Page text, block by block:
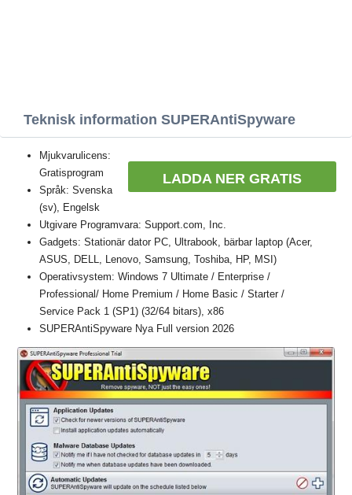
Teknisk information SUPERAntiSpyware
LADDA NER GRATIS
Mjukvarulicens:
Gratisprogram
Språk: Svenska
(sv), Engelsk
Utgivare Programvara: Support.com, Inc.
Gadgets: Stationär dator PC, Ultrabook, bärbar laptop (Acer,
ASUS, DELL, Lenovo, Samsung, Toshiba, HP, MSI)
Operativsystem: Windows 7 Ultimate / Enterprise /
Professional/ Home Premium / Home Basic / Starter /
Service Pack 1 (SP1) (32/64 bitars), x86
SUPERAntiSpyware Nya Full version 2026